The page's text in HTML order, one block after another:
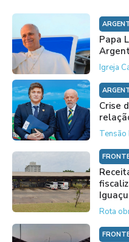
Papa
Igreja
Crise
Iguaçu
Rota